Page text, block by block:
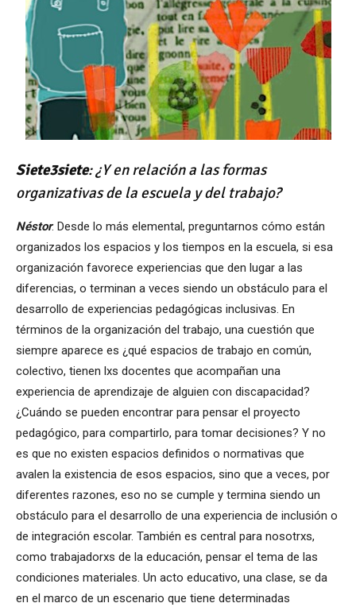
Siete3siete: ¿Y en relación a las formas
organizativas de la escuela y del trabajo?
Néstor: Desde lo más elemental, preguntarnos cómo están
organizados los espacios y los tiempos en la escuela, si esa
organización favorece experiencias que den lugar a las
diferencias, o terminan a veces siendo un obstáculo para el
desarrollo de experiencias pedagógicas inclusivas. En
términos de la organización del trabajo, una cuestión que
siempre aparece es ¿qué espacios de trabajo en común,
colectivo, tienen lxs docentes que acompañan una
experiencia de aprendizaje de alguien con discapacidad?
¿Cuándo se pueden encontrar para pensar el proyecto
pedagógico, para compartirlo, para tomar decisiones? Y no
es que no existen espacios definidos o normativas que
avalen la existencia de esos espacios, sino que a veces, por
diferentes razones, eso no se cumple y termina siendo un
obstáculo para el desarrollo de una experiencia de inclusión o
de integración escolar. También es central para nosotrxs,
como trabajadorxs de la educación, pensar el tema de las
condiciones materiales. Un acto educativo, una clase, se da
en el marco de un escenario que tiene determinadas